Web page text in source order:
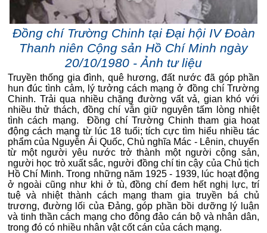
Đồng chí Trường Chinh tại Đại hội IV Đoàn
Thanh niên Cộng sản Hồ Chí Minh ngày
20/10/1980 - Ảnh tư liệu
Truyền thống gia đình, quê hương, đất nước đã góp phần
hun đúc tình cảm, lý tưởng cách mạng ở đồng chí Trường
Chinh. Trải qua nhiều chặng đường vất vả, gian khó với
nhiều thử thách, đồng chí vẫn giữ nguyên tấm lòng nhiệt
tình cách mạng. Đồng chí Trường Chinh tham gia hoạt
động cách mạng từ lúc 18 tuổi; tích cực tìm hiểu nhiều tác
phẩm của Nguyễn Ái Quốc, Chủ nghĩa Mác - Lênin, chuyển
từ một người yêu nước trở thành một người cộng sản,
người học trò xuất sắc, người đồng chí tin cậy của Chủ tịch
Hồ Chí Minh. Trong những năm 1925 - 1939, lúc hoạt động
ở ngoài cũng như khi ở tù, đồng chí đem hết nghị lực, trí
tuệ và nhiệt thành cách mạng tham gia truyền bá chủ
trương, đường lối của Đảng, góp phần bồi dưỡng lý luận
và tinh thần cách mạng cho đông đảo cán bộ và nhân dân,
trong đó có nhiều nhân vật cốt cán của cách mạng.